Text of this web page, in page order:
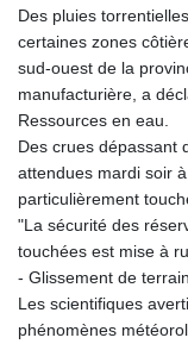
Des pluies
certaines zones
sud‑ouest de la
manufacturière, a
Ressources en eau.
Des crues dépassant
attendues mardi soir
particulièrement
"La sécurité des
touchées est mise à
- Glissement de
Les scientifiques
phénomènes